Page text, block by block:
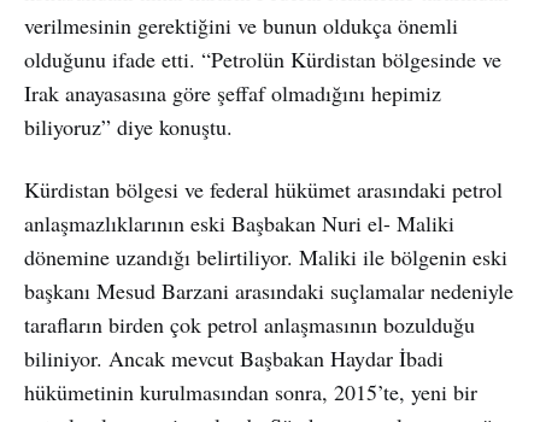
verilmesinin gerektiğini ve bunun oldukça önemli
olduğunu ifade etti. “Petrolün Kürdistan bölgesinde ve
Irak anayasasına göre şeffaf olmadığını hepimiz
biliyoruz” diye konuştu.
Kürdistan bölgesi ve federal hükümet arasındaki petrol
anlaşmazlıklarının eski Başbakan Nuri el- Maliki
dönemine uzandığı belirtiliyor. Maliki ile bölgenin eski
başkanı Mesud Barzani arasındaki suçlamalar nedeniyle
tarafların birden çok petrol anlaşmasının bozulduğu
biliniyor. Ancak mevcut Başbakan Haydar İbadi
hükümetinin kurulmasından sonra, 2015’te, yeni bir